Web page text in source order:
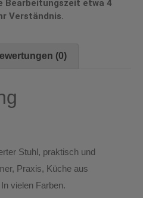
Bearbeitungszeit etwa 4
Verständnis.
(0)
Stuhl, praktisch und
Praxis, Küche aus
vielen Farben.